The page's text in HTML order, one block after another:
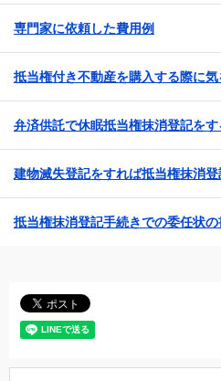
専門家に依頼した費用例
抵当権付き不動産を購入する際に気
弁済供託で休眠抵当権抹消登記を
建物滅失登記をすれば抵当権抹消
抵当権抹消登記手続きでの委任状